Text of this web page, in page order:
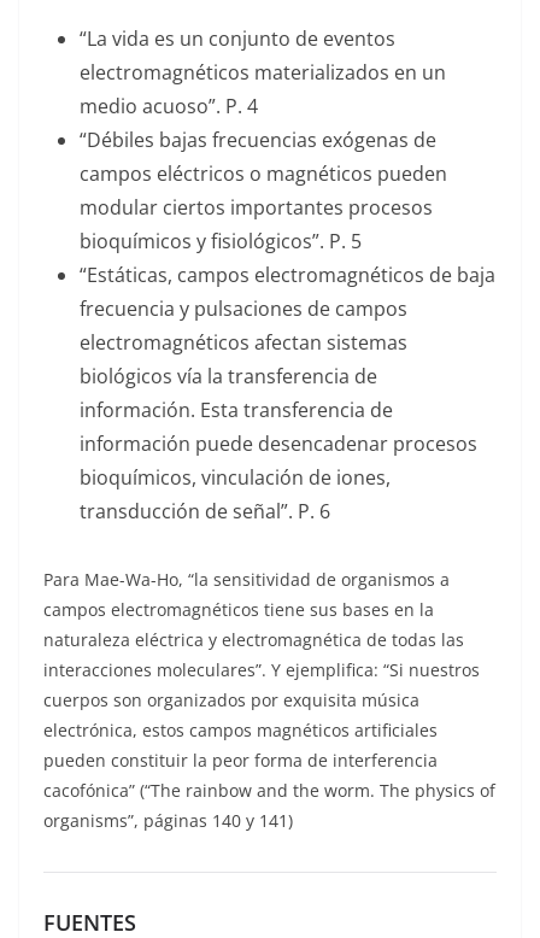
“La vida es un conjunto de eventos
electromagnéticos materializados en un
medio acuoso”. P. 4
“Débiles bajas frecuencias exógenas de
campos eléctricos o magnéticos pueden
modular ciertos importantes procesos
bioquímicos y fisiológicos”. P. 5
“Estáticas, campos electromagnéticos de baja
frecuencia y pulsaciones de campos
electromagnéticos afectan sistemas
biológicos vía la transferencia de
información. Esta transferencia de
información puede desencadenar procesos
bioquímicos, vinculación de iones,
transducción de señal”. P. 6
Para Mae-Wa-Ho, “la sensitividad de organismos a
campos electromagnéticos tiene sus bases en la
naturaleza eléctrica y electromagnética de todas las
interacciones moleculares”. Y ejemplifica: “Si nuestros
cuerpos son organizados por exquisita música
electrónica, estos campos magnéticos artificiales
pueden constituir la peor forma de interferencia
cacofónica” (“The rainbow and the worm. The physics of
organisms”, páginas 140 y 141)
FUENTES